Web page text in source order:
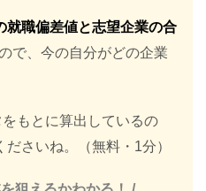
就職偏差値と志望企業の合
で、今の自分がどの企業
をもとに算出しているの
さいね。（無料・1分）